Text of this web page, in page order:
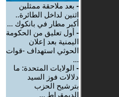
- بعد ملاحقة ممثلين
اثنين لداخل الطائرة..
أكبر مطار في بانكوك ...
- أول تعليق من الحكومة
اليمنية بعد إعلان
الحوثي استهداف -قوات
...
- الولايات المتحدة: ما
دلالات فوز السيد
بترشيح الحزب
الديمقراط ...